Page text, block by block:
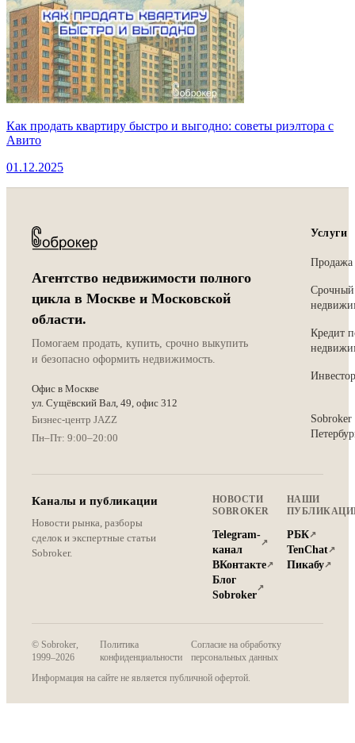
Как продать квартиру быстро и выгодно: советы риэлтора с
Авито
01.12.2025
Агентство недвижимости полного
цикла в Москве и Московской
области.
Помогаем продать, купить, срочно выкупить
и безопасно оформить недвижимость.
Офис в Москве
ул. Сущёвский Вал, 49, офис 312
Бизнес-центр JAZZ
Пн–Пт: 9:00–20:00
Услуги
Кредит
Каналы и публикации
Новости рынка, разборы
сделок и экспертные статьи
Sobroker.
НОВОСТИ
SOBROKER
Telegram-
канал
↗
ВКонтакте↗
Блог
Sobroker
↗
НАШИ
РБК↗
TenChat↗
Пикабу↗
© Sobroker,
1999–2026
Политика
конфиденциальности
Согласие на обработку
персональных данных
Информация на сайте не является публичной офертой.